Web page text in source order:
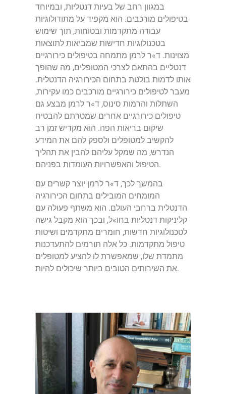
במגוון רחב של בעיות דנטליות, ובמיוחד
בטיפולים מורכבים. הוא מקפיד על מתודולוגיות
עבודה מתקדמות ובטוחות, תוך שימוש
בטכנולוגיות חדישות שמביאות לתוצאות
מצוינות. ד»ר לרמן מתמחה בטיפולים כירורגיים
דנטליים בהתאם לצרכי המטופלים, מה שהופך
אותו לדמות בולטת בתחום הכירורגיה הדנטלית.
מעבר לטיפולים כירורגיים מורכבים כמו עקירות,
השתלות והרמות סינוס, ד»ר לרמן מבצע גם
טיפולים כירורגיים אחרים שמטרתם להבטיח
שיקום בריאות הפה. הוא מקדיש זמן רב
להקשיב למטופלים ולספק להם את המידע
הנדרש, מה שמקל עליהם להבין את תהליך
הטיפול והאפשרויות העומדות בפניהם.
בהמשך לכך, ד»ר לרמן יוצר קשרים עם
המומחים המובילים בתחום הכירורגיה
הדנטלית ברחבי העולם. הוא משתף פעולה עם
קליניקות דנטליות בחו»ל, ובכך הוא מקבל גישה
לטכנולוגיות חדשות, חומרים מתקדמים ושיטות
טיפול מתקדמות. כל אלה תורמים להתעדכנות
מתמדת שלו, שמאפשרת לו להציע למטופלים
את השירותים הטובים ביותר שיכולים להיות.